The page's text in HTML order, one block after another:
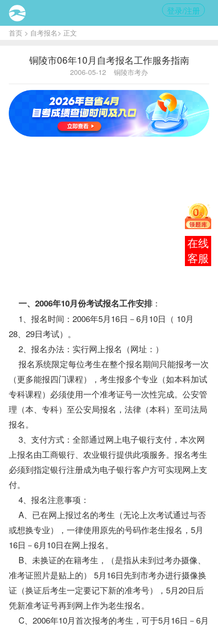
登录/注册
首页> 自考报名> 正文
铜陵市06年10月自考报名工作服务指南
2006-05-12 铜陵市考办
内容
月3日
开始发
一、2006年10月份考试报名工作安排：
1、 报名时间：2006年5月16日－6月10日（ 10月
28、29日考试）。
2、报名办法：实行网上报名（网址： ）
报名系统限定每位考生在整个报名期间只能报考一次
（更多能报四门课程），考生报多个专业 （如本科加试
专科课程）必须使用一个准考证号一次性完成。公安管
理（本、专科）至公安局报名， 法律（本科） 至司法局
报名。
3、支付方式：全部通过网上电子银行支付，本次网
上报名由工商银行、农业银行提供此项服务。报名考生
必须到指定银行注册成为电子银行客户方可实现网上支
付。
4、报名注意事项：
A、已在网上报过名的考生（无论上次考试通过与否
或想换专业），一律使用原先的号码作老生报名，5月
16日－6月10日在网上报名。
B、未换证的在籍考生，（是指从未到过考办摄像、
准考证照片是贴上的） 5月16日先到市考办进行摄像换
证（换证后考生一定要记下新的准考号），5月20日后
凭新准考证号再到网上作为老生报名。
C、2006年10月首次报考的考生，可于5月16日－6月
报考
咨询